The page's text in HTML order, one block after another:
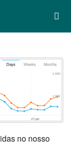
no nosso